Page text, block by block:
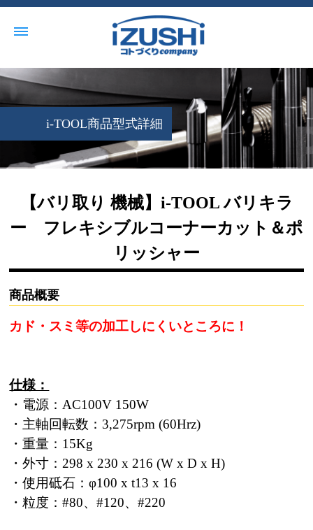
i-TOOL商品型式詳細
【バリ取り 機械】i-TOOL バリキラ
ー フレキシブルコーナーカット＆ポ
リッシャー
商品概要
カド・スミ等の加工しにくいところに！
仕様：
・電源：AC100V 150W
・主軸回転数：3,275rpm (60Hrz)
・重量：15Kg
・外寸：298 x 230 x 216 (W x D x H)
・使用砥石：φ100 x t13 x 16
・粒度：#80、#120、#220